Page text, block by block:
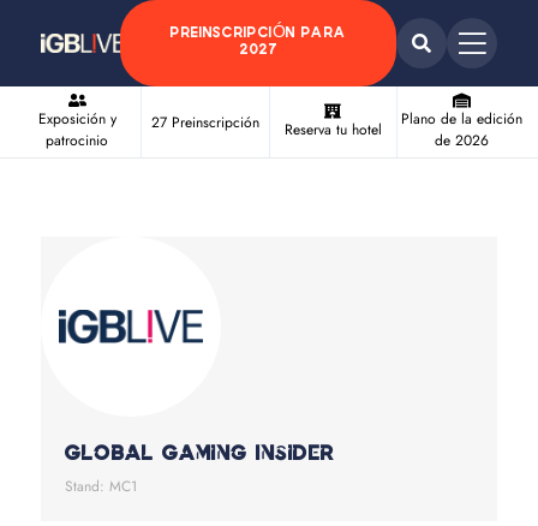
PREINSCRIPCIÓN PARA
2027
Exposición y
patrocinio
27 Preinscripción Reserva tu hotel
Plano de la edición
de 2026
Global Gaming Insider
Stand: MC1